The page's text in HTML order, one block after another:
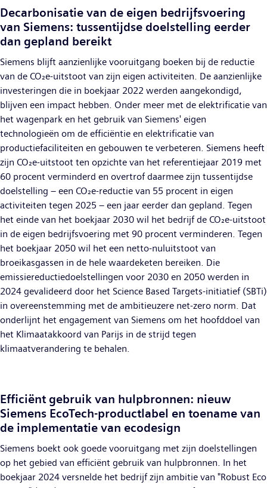
Decarbonisatie van de eigen bedrijfsvoering
van Siemens: tussentijdse doelstelling eerder
dan gepland bereikt
Siemens blijft aanzienlijke vooruitgang boeken bij de reductie
van de CO₂e-uitstoot van zijn eigen activiteiten. De aanzienlijke
investeringen die in boekjaar 2022 werden aangekondigd,
blijven een impact hebben. Onder meer met de elektrificatie van
het wagenpark en het gebruik van Siemens' eigen
technologieën om de efficiëntie en elektrificatie van
productiefaciliteiten en gebouwen te verbeteren. Siemens heeft
zijn CO₂e-uitstoot ten opzichte van het referentiejaar 2019 met
60 procent verminderd en overtrof daarmee zijn tussentijdse
doelstelling – een CO₂e-reductie van 55 procent in eigen
activiteiten tegen 2025 – een jaar eerder dan gepland. Tegen
het einde van het boekjaar 2030 wil het bedrijf de CO₂e-uitstoot
in de eigen bedrijfsvoering met 90 procent verminderen. Tegen
het boekjaar 2050 wil het een netto-nuluitstoot van
broeikasgassen in de hele waardeketen bereiken. Die
emissiereductiedoelstellingen voor 2030 en 2050 werden in
2024 gevalideerd door het Science Based Targets-initiatief (SBTi)
in overeenstemming met de ambitieuzere net-zero norm. Dat
onderlijnt het engagement van Siemens om het hoofddoel van
het Klimaatakkoord van Parijs in de strijd tegen
klimaatverandering te behalen.
Efficiënt gebruik van hulpbronnen: nieuw
Siemens EcoTech-productlabel en toename van
de implementatie van ecodesign
Siemens boekt ook goede vooruitgang met zijn doelstellingen
op het gebied van efficiënt gebruik van hulpbronnen. In het
boekjaar 2024 versnelde het bedrijf zijn ambitie van "Robust Eco